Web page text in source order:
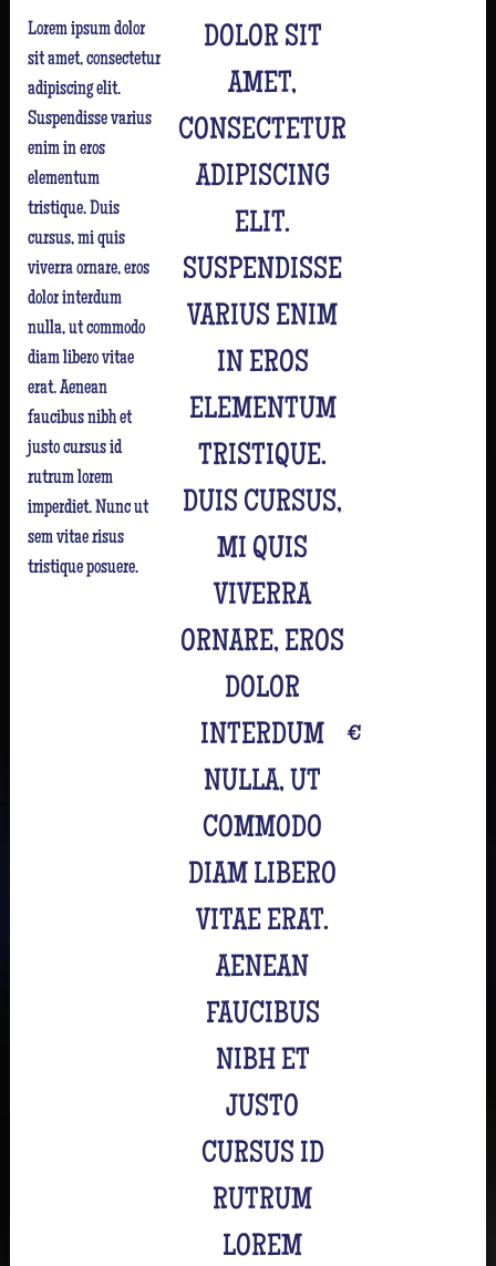
Lorem ipsum dolor
sit amet, consectetur
adipiscing elit.
Suspendisse varius
enim in eros
elementum
tristique. Duis
cursus, mi quis
viverra ornare, eros
dolor interdum
nulla, ut commodo
diam libero vitae
erat. Aenean
faucibus nibh et
justo cursus id
rutrum lorem
imperdiet. Nunc ut
sem vitae risus
tristique posuere.
DOLOR SIT
AMET,
CONSECTETUR
ADIPISCING
ELIT.
SUSPENDISSE
VARIUS ENIM
IN EROS
ELEMENTUM
TRISTIQUE.
DUIS CURSUS,
MI QUIS
VIVERRA
ORNARE, EROS
DOLOR
INTERDUM
NULLA, UT
COMMODO
DIAM LIBERO
VITAE ERAT.
AENEAN
FAUCIBUS
NIBH ET
JUSTO
CURSUS ID
RUTRUM
LOREM
€